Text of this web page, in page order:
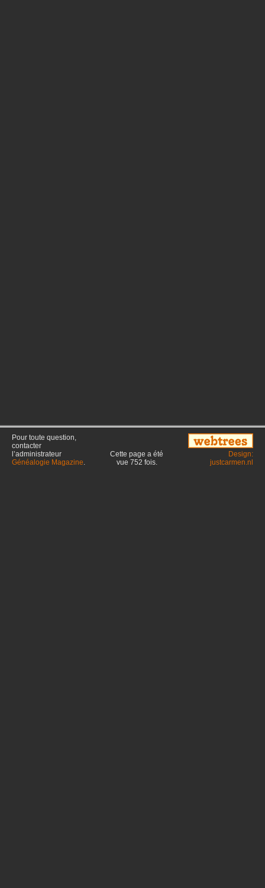
Pour toute question,
contacter
l’administrateur
Généalogie Magazine.
Cette page a été
vue 752 fois.
Design:
justcarmen.nl